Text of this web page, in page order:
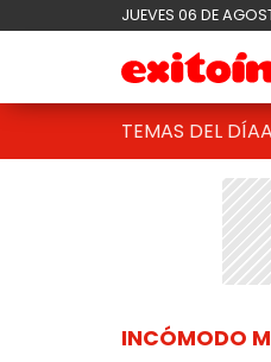
JUEVES 06 DE
TEMAS DEL DÍA
INCÓMODO